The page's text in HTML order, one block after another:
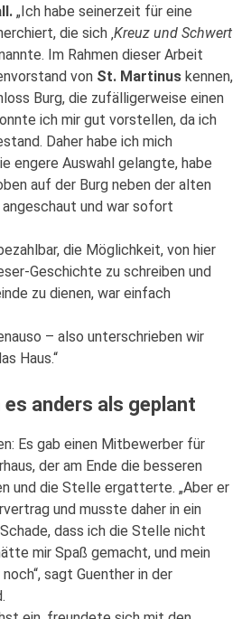
„Ich habe seinerzeit für eine
die sich ‚Kreuz und Schwert
nannte. Im Rahmen dieser Arbeit
von St. Martinus kennen,
Burg, die zufälligerweise einen
ich mir gut vorstellen, da ich
Daher habe ich mich
engere Auswahl gelangte, habe
auf der Burg neben der alten
angeschaut und war sofort
die Möglichkeit, von hier
Geschichte zu schreiben und
zu dienen, war einfach
– also unterschrieben wir
Haus.“
es anders als geplant
Es gab einen Mitbewerber für
der am Ende die besseren
und die Stelle ergatterte. „Aber er
und musste daher in ein
dass ich die Stelle nicht
mir Spaß gemacht, und mein
sagt Guenther in der